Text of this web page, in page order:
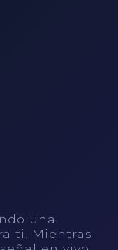
una
ti. Mientras